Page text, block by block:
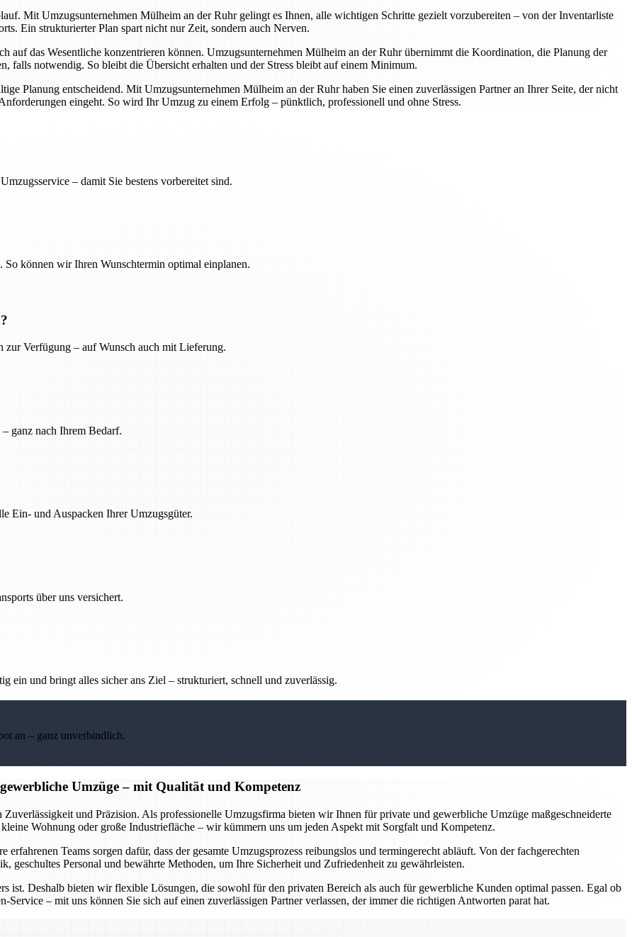
Mit Umzugsunternehmen Mülheim an der Ruhr gelingt es Ihnen, alle wichtigen Schritte gezielt vorzubereiten – von der Inventarliste
Ein strukturierter Plan spart nicht nur Zeit, sondern auch Nerven.
auf das Wesentliche konzentrieren können. Umzugsunternehmen Mülheim an der Ruhr übernimmt die Koordination, die Planung der
falls notwendig. So bleibt die Übersicht erhalten und der Stress bleibt auf einem Minimum.
Planung entscheidend. Mit Umzugsunternehmen Mülheim an der Ruhr haben Sie einen zuverlässigen Partner an Ihrer Seite, der nicht
eingeht. So wird Ihr Umzug zu einem Erfolg – pünktlich, professionell und ohne Stress.
– damit Sie bestens vorbereitet sind.
können wir Ihren Wunschtermin optimal einplanen.
Verfügung – auf Wunsch auch mit Lieferung.
ganz nach Ihrem Bedarf.
Ein- und Auspacken Ihrer Umzugsgüter.
über uns versichert.
ein und bringt alles sicher ans Ziel – strukturiert, schnell und zuverlässig.
an – ganz unverbindlich.
Umzüge – mit Qualität und Kompetenz
und Präzision. Als professionelle Umzugsfirma bieten wir Ihnen für private und gewerbliche Umzüge maßgeschneiderte
Wohnung oder große Industriefläche – wir kümmern uns um jeden Aspekt mit Sorgfalt und Kompetenz.
Teams sorgen dafür, dass der gesamte Umzugsprozess reibungslos und termingerecht abläuft. Von der fachgerechten
geschultes Personal und bewährte Methoden, um Ihre Sicherheit und Zufriedenheit zu gewährleisten.
ist. Deshalb bieten wir flexible Lösungen, die sowohl für den privaten Bereich als auch für gewerbliche Kunden optimal passen. Egal ob
– mit uns können Sie sich auf einen zuverlässigen Partner verlassen, der immer die richtigen Antworten parat hat.